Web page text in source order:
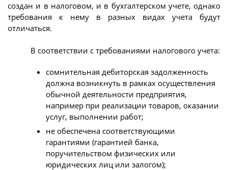
создан и в налоговом, и в бухгалтерском учете, однако
требования к нему в разных видах учета будут
отличаться.
В соответствии с требованиями налогового учета:
сомнительная дебиторская задолженность
должна возникнуть в рамках осуществления
обычной деятельности предприятия,
например при реализации товаров, оказании
услуг, выполнении работ;
не обеспечена соответствующими
гарантиями (гарантией банка,
поручительством физических или
юридических лиц или залогом);